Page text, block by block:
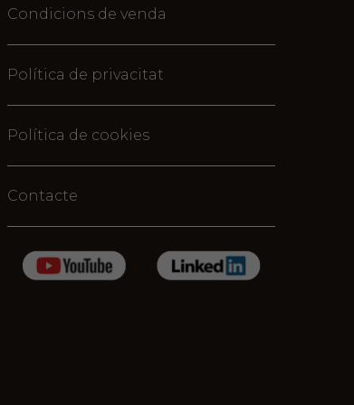
Condicions de venda
Política de privacitat
Política de cookies
Contacte